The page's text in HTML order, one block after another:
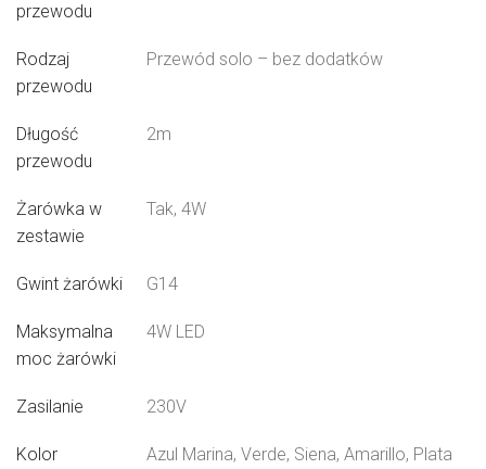
przewodu
Rodzaj
przewodu
Przewód solo – bez dodatków
Długość
przewodu
2m
Żarówka w
zestawie
Tak, 4W
Gwint żarówki G14
Maksymalna
moc żarówki
4W LED
Zasilanie 230V
Kolor Azul Marina, Verde, Siena, Amarillo, Plata